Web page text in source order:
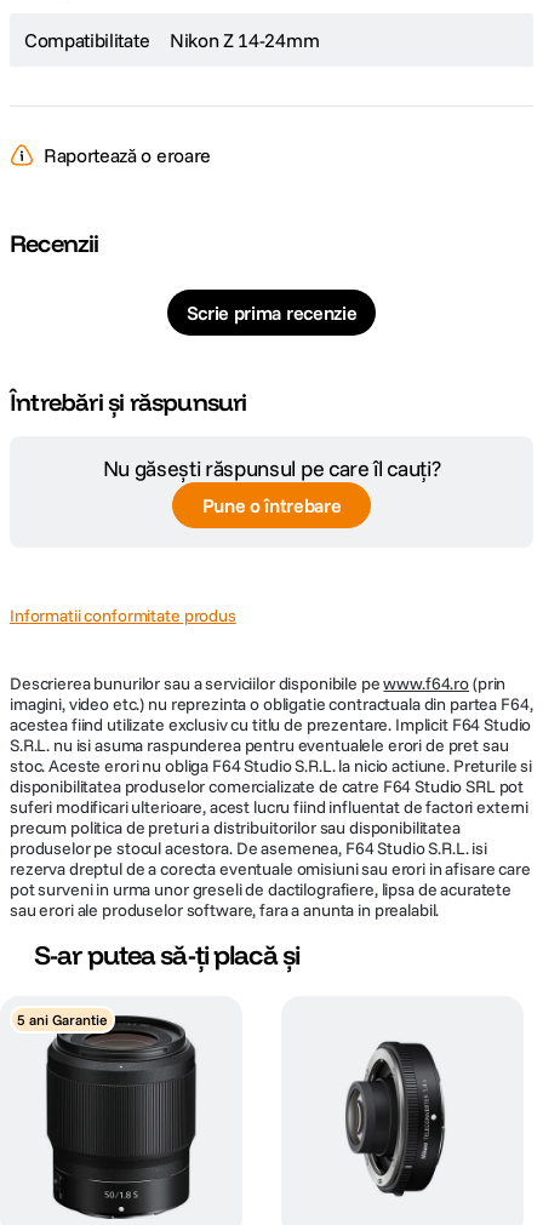
Compatibilitate Nikon Z 14-24mm
Raportează o eroare
Recenzii
Scrie prima recenzie
Întrebări și răspunsuri
Nu găsești răspunsul pe care îl cauți?
Pune o întrebare
Informatii conformitate produs
Descrierea bunurilor sau a serviciilor disponibile pewww.f64.ro(prin
imagini, video etc.) nu reprezinta o obligatie contractuala din partea F64,
acestea fiind utilizate exclusiv cu titlu de prezentare. Implicit F64 Studio
S.R.L. nu isi asuma raspunderea pentru eventualele erori de pret sau
stoc. Aceste erori nu obliga F64 Studio S.R.L. la nicio actiune. Preturile si
disponibilitatea produselor comercializate de catre F64 Studio SRL pot
suferi modificari ulterioare, acest lucru fiind influentat de factori externi
precum politica de preturi a distribuitorilor sau disponibilitatea
produselor pe stocul acestora. De asemenea, F64 Studio S.R.L. isi
rezerva dreptul de a corecta eventuale omisiuni sau erori in afisare care
pot surveni in urma unor greseli de dactilografiere, lipsa de acuratete
sau erori ale produselor software, fara a anunta in prealabil.
S-ar putea să-ți placă și
5 ani Garantie